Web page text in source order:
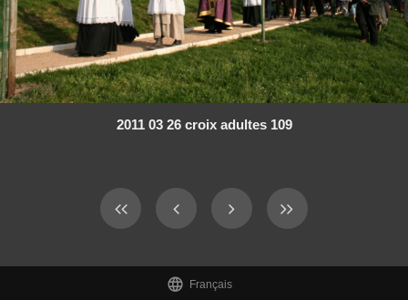
2011 03 26 croix adultes 109

Français